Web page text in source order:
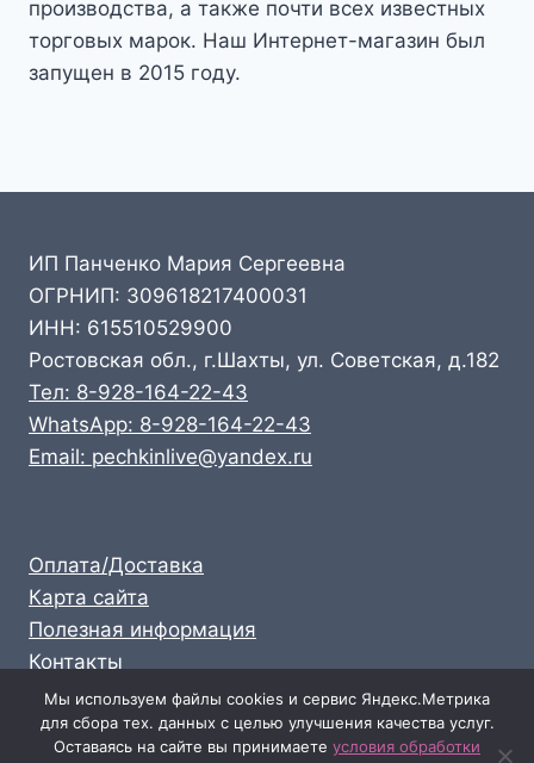
производства, а также почти всех известных
торговых марок. Наш Интернет-магазин был
запущен в 2015 году.
ИП Панченко Мария Сергеевна
ОГРНИП: 309618217400031
ИНН: 615510529900
Ростовская обл., г.Шахты, ул. Советская, д.182
Тел: 8-928-164-22-43
WhatsApp: 8-928-164-22-43
Email: pechkinlive@yandex.ru
Оплата/Доставка
Карта сайта
Полезная информация
Контакты
Личный кабинет
Опт: 8-928-164-22-43
Розница: 8-989-711-58-47
Мы используем файлы cookies и сервис Яндекс.Метрика
для сбора тех. данных с целью улучшения качества услуг.
Оставаясь на сайте вы принимаете условия обработки